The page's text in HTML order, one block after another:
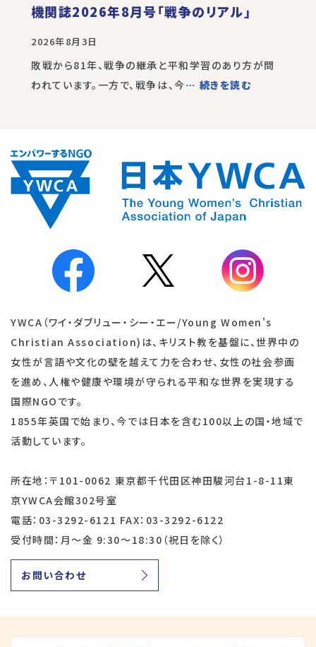
機関誌2026年8月号「戦争のリアル」
2026年8月3日
敗戦から81年、戦争の継承と平和学習のあり方が問
われています。一方で、戦争は、今… 続きを読む
YWCA（ワイ・ダブリュー・シー・エー/Young Women's
Christian Association)は、キリスト教を基盤に、世界中の
女性が言語や文化の壁を越えて力を合わせ、女性の社会参画
を進め、人権や健康や環境が守られる平和な世界を実現する
国際NGOです。
1855年英国で始まり、今では日本を含む100以上の国・地域で
活動しています。
所在地：〒101-0062 東京都千代田区神田駿河台1-8-11東
京YWCA会館302号室
電話：03-3292-6121 FAX：03-3292-6122
受付時間：月～金 9:30～18:30（祝日を除く）
お問い合わせ